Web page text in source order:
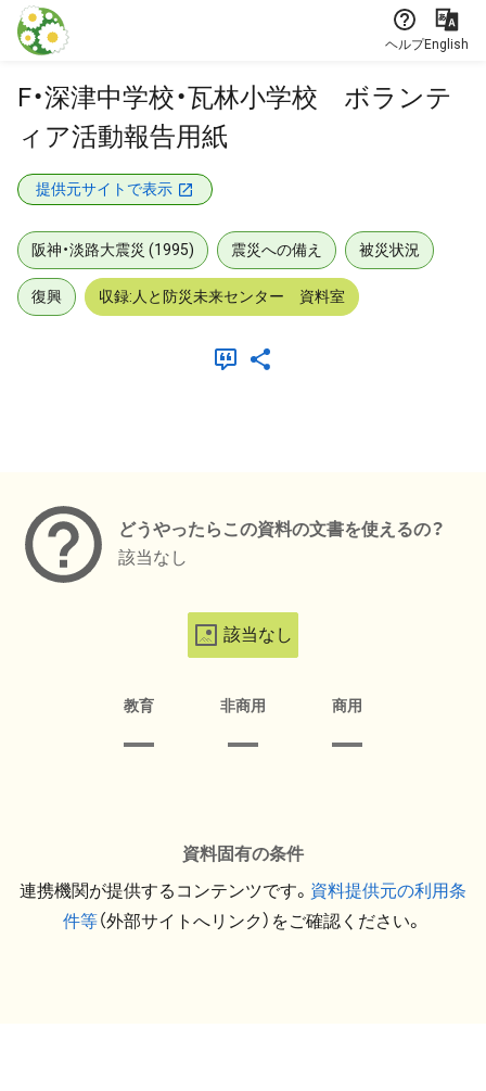
本文に飛ぶ
ヘルプEnglish
F・深津中学校・瓦林小学校 ボランテ
ィア活動報告用紙
提供元サイトで表示
阪神・淡路大震災 (1995) 震災への備え 被災状況
復興 収録:人と防災未来センター 資料室
どうやったらこの資料の文書を使えるの？
該当なし
該当なし
教育 非商用 商用
資料固有の条件
連携機関が提供するコンテンツです。 資料提供元の利用条
件等（外部サイトへリンク）をご確認ください。